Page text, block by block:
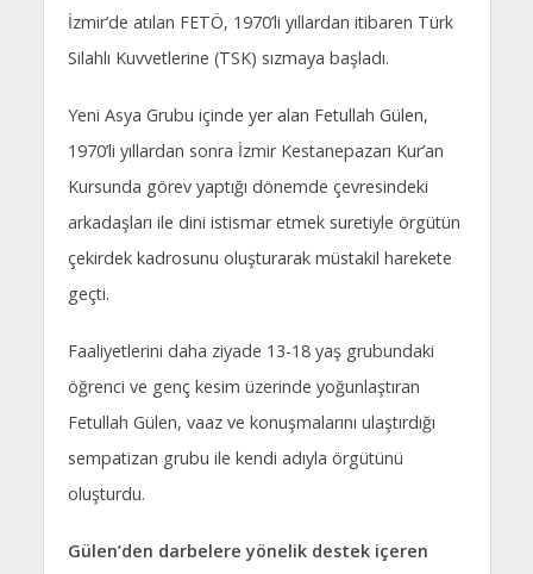
İzmir’de atılan FETÖ, 1970’li yıllardan itibaren Türk
Silahlı Kuvvetlerine (TSK) sızmaya başladı.
Yeni Asya Grubu içinde yer alan Fetullah Gülen,
1970’li yıllardan sonra İzmir Kestanepazarı Kur’an
Kursunda görev yaptığı dönemde çevresindeki
arkadaşları ile dini istismar etmek suretiyle örgütün
çekirdek kadrosunu oluşturarak müstakil harekete
geçti.
Faaliyetlerini daha ziyade 13-18 yaş grubundaki
öğrenci ve genç kesim üzerinde yoğunlaştıran
Fetullah Gülen, vaaz ve konuşmalarını ulaştırdığı
sempatizan grubu ile kendi adıyla örgütünü
oluşturdu.
Gülen’den darbelere yönelik destek içeren